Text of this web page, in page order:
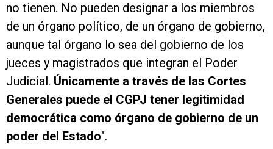
no tienen. No pueden designar a los miembros
de un órgano político, de un órgano de gobierno,
aunque tal órgano lo sea del gobierno de los
jueces y magistrados que integran el Poder
Judicial. Únicamente a través de las Cortes
Generales puede el CGPJ tener legitimidad
democrática como órgano de gobierno de un
poder del Estado".